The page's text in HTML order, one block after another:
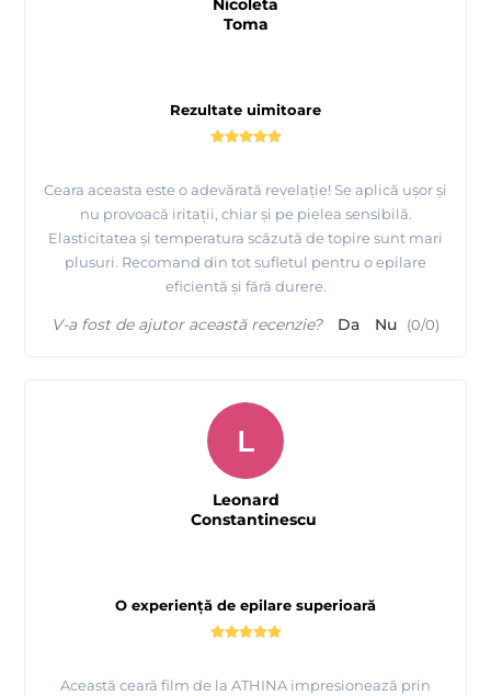
grosime sau lungime.
- nu se rupe in timpul indepartarii.
Consultati mai jos tabelul cu avantaje ale cerii FILM ATHINA
Professional
Rezultate uimitoare
Ceara aceasta este o adevărată revelație! Se aplică ușor și
nu provoacă iritații, chiar și pe pielea sensibilă.
Elasticitatea și temperatura scăzută de topire sunt mari
plusuri. Recomand din tot sufletul pentru o epilare
eficientă și fără durere.
Nicoleta
Toma
V-a fost de ajutor această recenzie? Da Nu (0/0)
O experiență de epilare superioară
Această ceară film de la ATHINA impresionează prin
L
Leonard
Constantinescu